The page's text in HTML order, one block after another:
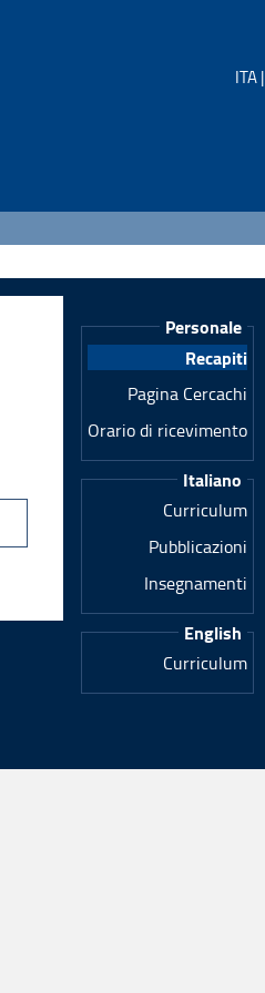
ITA |
Personale
Recapiti
Pagina Cercachi
Orario di ricevimento
Italiano
Curriculum
Pubblicazioni
Insegnamenti
English
Curriculum